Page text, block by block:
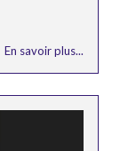
En savoir plus...